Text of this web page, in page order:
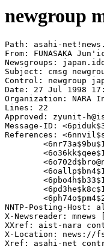
newgroup
Path: asahi-
From: FUNASAKA
Newsgroups:
Subject: cmsg
Control: newgroup
Date: 27 Jul 1998
Organization: NARA
Lines: 22
Approved: zyunit-
Message-ID:
References:
NNTP-Posting-Host:
X-Newsreader:
XXref: aist-nara
X-Location: news://
Xref: asahi-net